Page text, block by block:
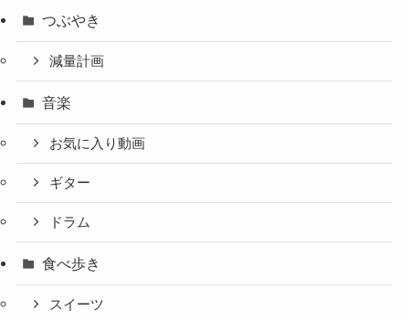
つぶやき
減量計画
音楽
お気に入り動画
ギター
ドラム
食べ歩き
スイーツ